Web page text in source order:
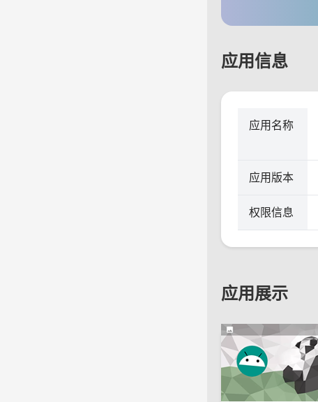
应用信息
应用名称
应用版本
权限信息
应用展示